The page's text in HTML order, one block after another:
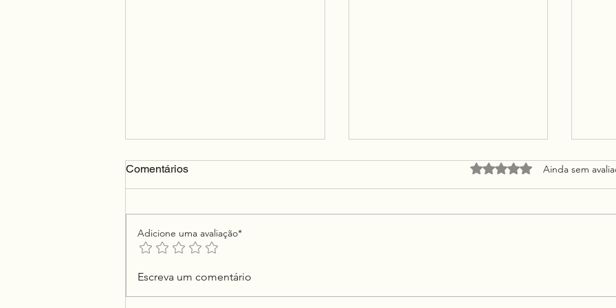
O Primeiro Leitor
Comentários Avaliado com 0 de 5
Ainda sem
Adicione uma avaliação*
Escreva um comentário